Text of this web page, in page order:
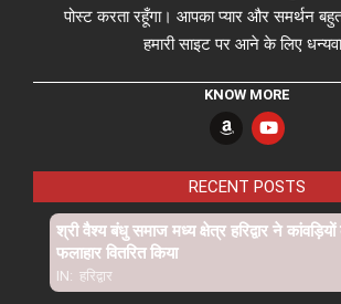
पोस्ट करता रहूँगा। आपका प्यार और समर्थन
हमारी साइट पर आने के लिए
KNOW MORE
RECENT POSTS
श्री वैश्य बंधु समाज मध्य क्षेत्र हरिद्वार ने
फलाहार वितरित किया
IN: हरिद्वार